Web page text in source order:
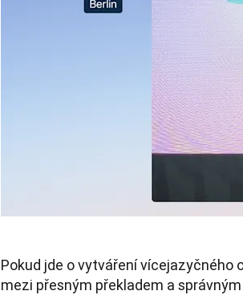
Pokud jde o vytváření vícejazyčného
mezi přesným překladem a